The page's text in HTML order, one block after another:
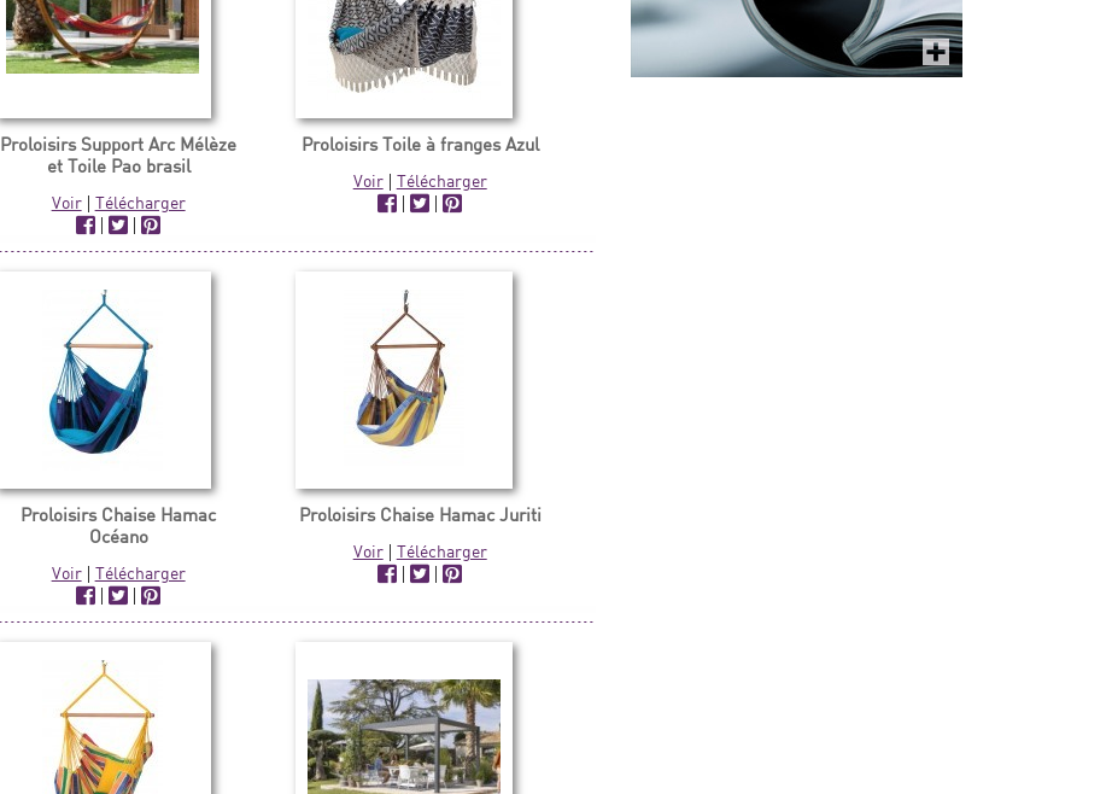
Proloisirs Support Arc Mélèze
et Toile Pao brasil
Voir| Télécharger
|
|
Proloisirs Toile à franges Azul
Voir| Télécharger
|
|
Proloisirs Chaise Hamac
Océano
Voir| Télécharger
|
|
Proloisirs Chaise Hamac Juriti
Voir| Télécharger
|
|